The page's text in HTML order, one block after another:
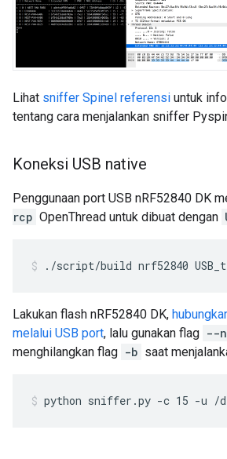
Lihat sniffer Spinel referensi untuk
tentang cara menjalankan sniffer
Koneksi USB native
Penggunaan port USB nRF52840 DK
rcp OpenThread untuk dibuat dengan
./script/build nrf52840
Lakukan flash nRF52840 DK,
melalui USB port, lalu gunakan flag --
menghilangkan flag -b saat
python sniffer.py -c 15 -u /